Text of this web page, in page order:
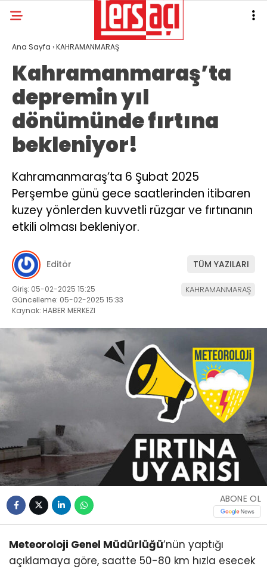
Ana Sayfa ›KAHRAMANMARAŞ
Kahramanmaraş’ta
depremin yıl
dönümünde fırtına
bekleniyor!
Kahramanmaraş’ta 6 Şubat 2025
Perşembe günü gece saatlerinden itibaren
kuzey yönlerden kuvvetli rüzgar ve fırtınanın
etkili olması bekleniyor.
Editör TÜM YAZILARI
Giriş: 05-02-2025 15:25
Güncelleme: 05-02-2025 15:33
Kaynak: HABER MERKEZI
KAHRAMANMARAŞ
ABONE OL
Meteoroloji Genel Müdürlüğü’nün yaptığı
açıklamaya göre, saatte 50-80 km hızla esecek